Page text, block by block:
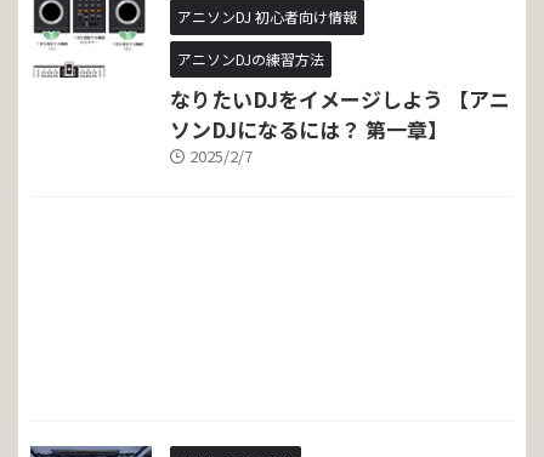
アニソンDJ 初心者向け情報
アニソンDJの練習方法
なりたいDJをイメージしよう 【アニ
ソンDJになるには？ 第一章】
2025/2/7